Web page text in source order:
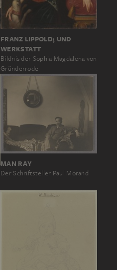
FRANZ LIPPOLD; UND
WERKSTATT
Bildnis der Sophia Magdalena von
Gründerrode
MAN RAY
Der Schriftsteller Paul Morand